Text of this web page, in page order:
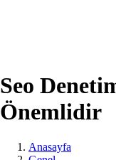
Seo
Önemlidir
Anasayfa